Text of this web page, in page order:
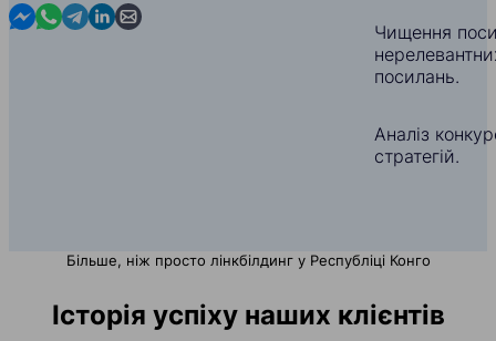
Contact us in Messenger
Contact us in WhatsApp
Contact us in Telegram
Contact us in Linkedin
Contact us by email
Чищення
посилань.
Аналіз
стратегій.
Більше, ніж просто лінкбілдинг у Республіці Конго
Історія успіху наших клієнтів